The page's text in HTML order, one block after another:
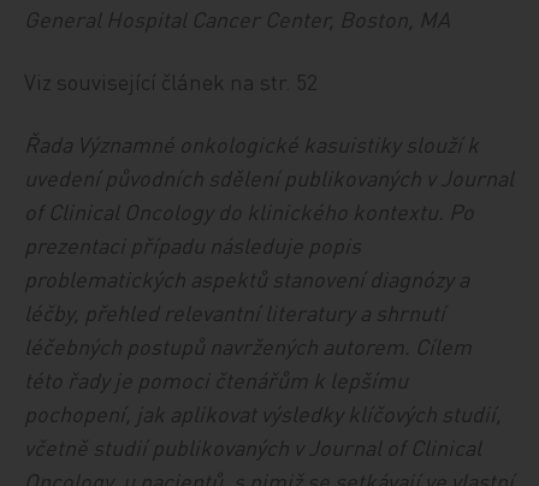
General Hospital Cancer Center, Boston, MA
Viz související článek na str. 52
Řada Významné onkologické kasuistiky slouží k
uvedení původních sdělení publikovaných v Journal
of Clinical Oncology do klinického kontextu. Po
prezentaci případu následuje popis
problematických aspektů stanovení diagnózy a
léčby, přehled relevantní literatury a shrnutí
léčebných postupů navržených autorem. Cílem
této řady je pomoci čtenářům k lepšímu
pochopení, jak aplikovat výsledky klíčových studií,
včetně studií publikovaných v Journal of Clinical